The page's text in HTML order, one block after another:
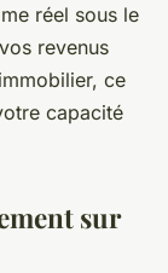
réel sous le
revenus
ce
capacité
sur